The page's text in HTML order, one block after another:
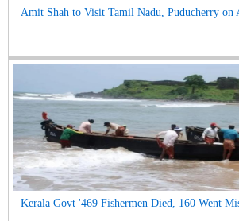
Amit Shah to Visit Tamil Nadu, Puducherry on
Kerala Govt '469 Fishermen Died, 160 Went